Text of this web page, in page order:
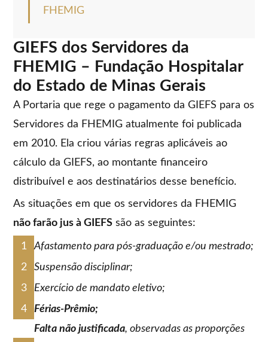
FHEMIG
GIEFS dos Servidores da
FHEMIG – Fundação Hospitalar
do Estado de Minas Gerais
A Portaria que rege o pagamento da GIEFS para os
Servidores da FHEMIG atualmente foi publicada
em 2010. Ela criou várias regras aplicáveis ao
cálculo da GIEFS, ao montante financeiro
distribuível e aos destinatários desse benefício.
As situações em que os servidores da FHEMIG
não farão jus à GIEFS são as seguintes:
Afastamento para pós-graduação e/ou mestrado;
Suspensão disciplinar;
Exercício de mandato eletivo;
Férias-Prêmio;
Falta não justificada, observadas as proporções